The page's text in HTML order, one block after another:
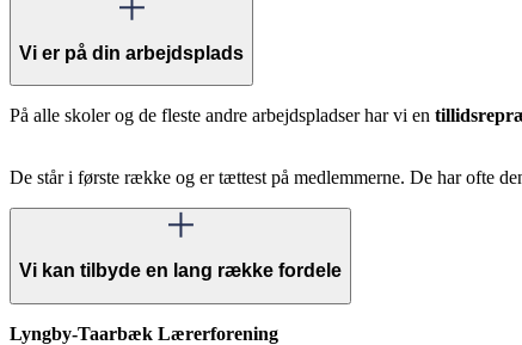
Vi er på din arbejdsplads
På alle skoler og de fleste andre arbejdspladser har vi en
De står i første række og er tættest på medlemmerne. De har ofte
Vi kan tilbyde en lang række fordele
Lyngby-Taarbæk Lærerforening